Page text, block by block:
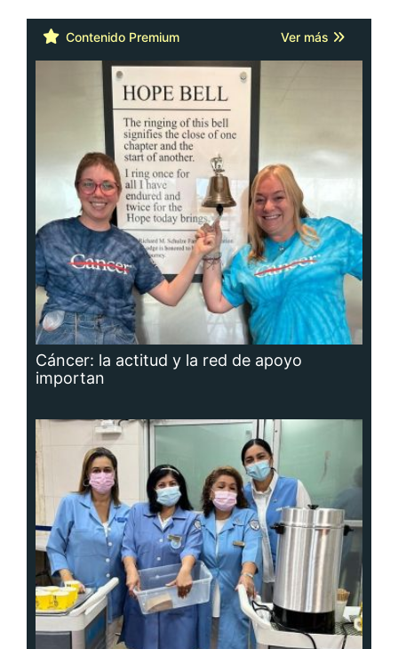
Contenido Premium Ver más
Cáncer: la actitud y la red de apoyo
importan